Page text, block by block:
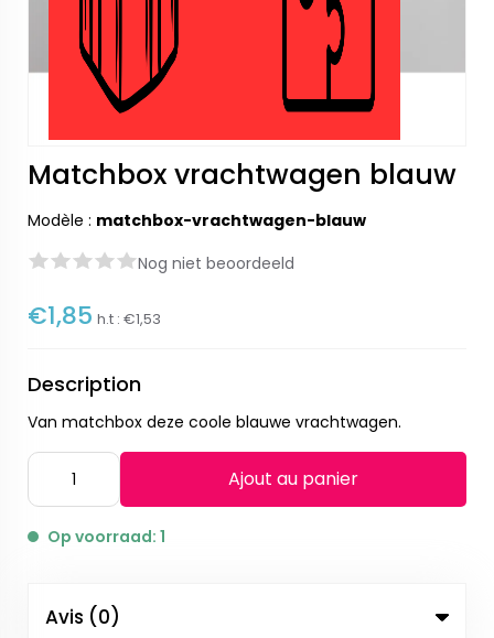
Matchbox vrachtwagen blauw
Modèle : matchbox-vrachtwagen-blauw
Nog niet beoordeeld
€1,85 h.t : €1,53
Description
Van matchbox deze coole blauwe vrachtwagen.
Ajout au panier
Op voorraad: 1
Avis (0)